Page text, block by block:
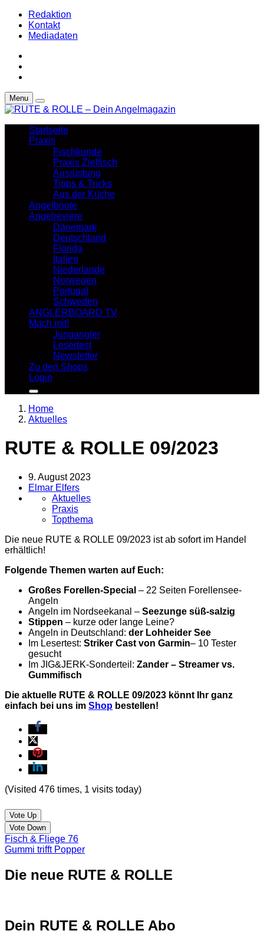
Redaktion
Kontakt
Mediadaten
Menu
Startseite
Praxis
Fischkunde
Praxis Zielfisch
Ausrüstung
Tipps & Tricks
Aus der Küche
Angelboote
Angelreviere
Dänemark
Deutschland
Florida
Italien
Niederlande
Norwegen
Portugal
Schweden
ANGLERBOARD TV
Mach mit!
Jungangler
Lesertest
Newsletter
Zu den Shops
Login
Home
Aktuelles
RUTE & ROLLE 09/2023
9. August 2023
Elmar Elfers
Aktuelles
Praxis
Topthema
Die neue RUTE & ROLLE 09/2023 ist ab sofort im Handel
erhältlich!
Folgende Themen warten auf Euch:
Großes Forellen-Special – 22 Seiten Forellensee-
Angeln
Angeln im Nordseekanal – Seezunge süß-salzig
Stippen – kurze oder lange Leine?
Angeln in Deutschland: der Lohheider See
Im Lesertest: Striker Cast von Garmin– 10 Tester
gesucht
Im JIG&JERK-Sonderteil: Zander – Streamer vs.
Gummifisch
Die aktuelle RUTE & ROLLE 09/2023 könnt Ihr ganz
einfach bei uns im Shop bestellen!
(Visited 476 times, 1 visits today)
Vote Up
Vote Down
Fisch & Fliege 76
Gummi trifft Popper
Die neue RUTE & ROLLE
Dein RUTE & ROLLE Abo